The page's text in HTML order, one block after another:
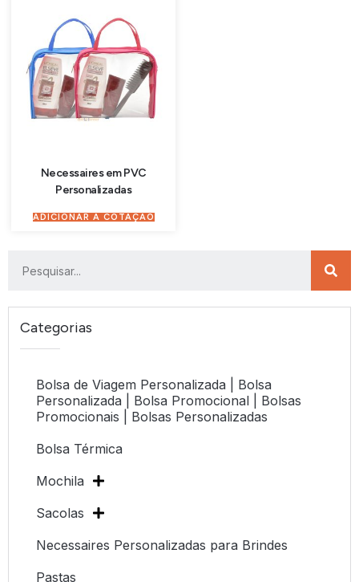
Categorias
Bolsa de Viagem Personalizada | Bolsa
Personalizada | Bolsa Promocional | Bolsas
Promocionais | Bolsas Personalizadas
Bolsa Térmica
Mochila
Sacolas
Necessaires Personalizadas para Brindes
Pastas
Necessaires em PVC
Personalizadas
ADICIONAR À COTAÇÃO